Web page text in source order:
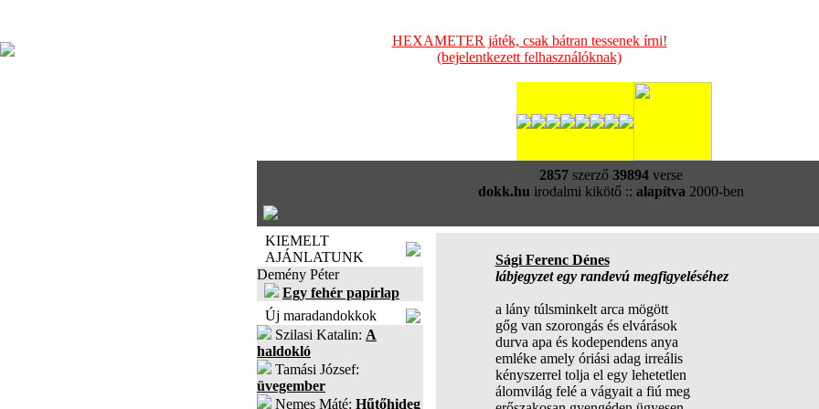
HEXAMETER játék, csak bátran tessenek írni!
(bejelentkezett felhasználóknak)
2857szerző 39894verse
dokk.hu irodalmi kikötő :: alapítva 2000-ben
KIEMELT
AJÁNLATUNK
Demény Péter
Egy fehér papírlap
Új maradandokkok
Szilasi Katalin: A
haldokló
Tamási József:
üvegember
Nemes Máté: Hűtőhideg
Sági Ferenc Dénes
lábjegyzet egy randevú megfigyeléséhez
a lány túlsminkelt arca mögött
gőg van szorongás és elvárások
durva apa és kodependens anya
emléke amely óriási adag irreális
kényszerrel tolja el egy lehetetlen
álomvilág felé a vágyait a fiú meg